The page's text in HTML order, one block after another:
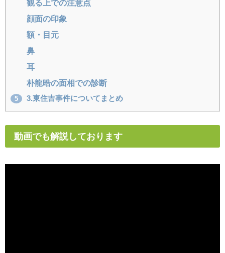
観る上での注意点
顔面の印象
額・目元
鼻
耳
朴龍晧の面相での診断
5 3.東住吉事件についてまとめ
動画でも解説しております